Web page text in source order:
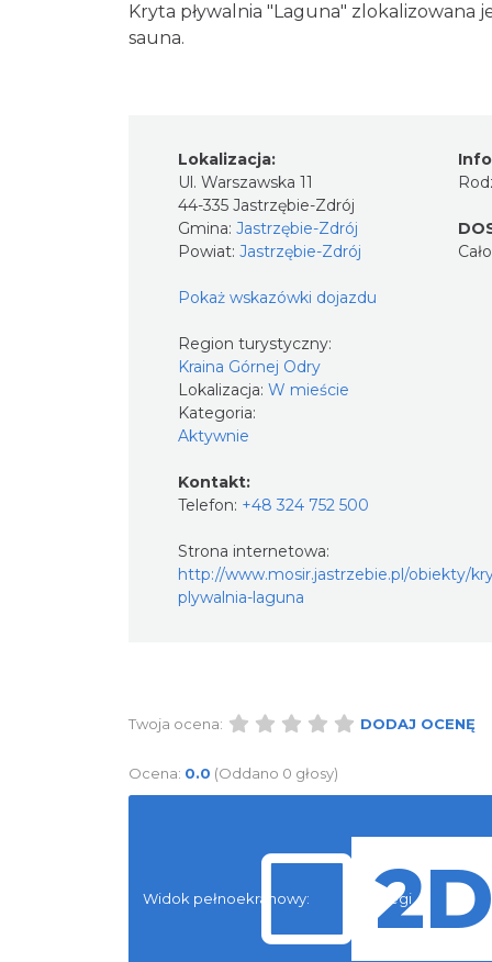
Kryta pływalnia "Laguna"
sauna.
Lokalizacja:
Ul. Warszawska 11
44-335 Jastrzębie-Zdrój
Gmina: Jastrzębie-Zdrój
Powiat: Jastrzębie-Zdrój
Pokaż wskazówki dojazdu
Region turystyczny:
Kraina Górnej Odry
Lokalizacja: W mieście
Kategoria:
Aktywnie
Kontakt:
Telefon: +48 324 752 500
Strona internetowa:
http://www.mosir.jastrzebie.pl/obiekty/
plywalnia-laguna
Twoja ocena: DODAJ OCENĘ
Ocena: 0.0 (Oddano 0 głosy)
Widok pełnoekranowy: Noclegi